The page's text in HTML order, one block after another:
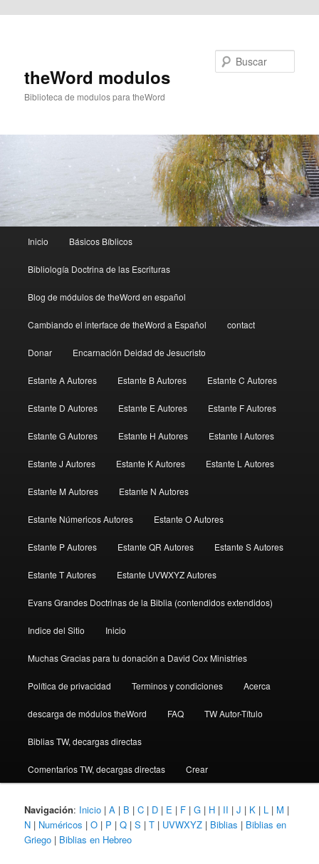
theWord modulos
Biblioteca de modulos para theWord
principal
Inicio Básicos Bíblicos
Bibliología Doctrina de las Escrituras
Blog de módulos de theWord en español
Cambiando el interface de theWord a Español contact
Donar Encarnación Deidad de Jesucristo
Estante A Autores Estante B Autores Estante C Autores
Estante D Autores Estante E Autores Estante F Autores
Estante G Autores Estante H Autores Estante I Autores
Estante J Autores Estante K Autores Estante L Autores
Estante M Autores Estante N Autores
Estante Númericos Autores Estante O Autores
Estante P Autores Estante QR Autores Estante S Autores
Estante T Autores Estante UVWXYZ Autores
Evans Grandes Doctrinas de la Biblia (contendidos extendidos)
Indice del Sitio Inicio
Muchas Gracias para tu donación a David Cox Ministries
Política de privacidad Terminos y condiciones Acerca
descarga de módulos theWord FAQ TW Autor-Título
Biblias TW, decargas directas
Comentarios TW, decargas directas Crear
Navigación: Inicio |A | B |C | D | E | F |G | H | II |J | K | L | M |
N | Numéricos |O | P |Q |S |T | UVWXYZ | Biblias | Biblias en
Griego | Biblias en Hebreo